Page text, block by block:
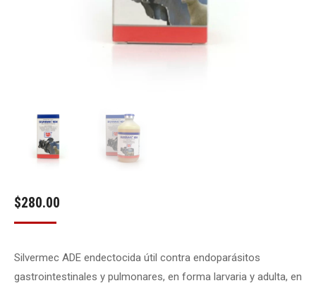
$280.00
Silvermec ADE endectocida útil contra endoparásitos
gastrointestinales y pulmonares, en forma larvaria y adulta, en